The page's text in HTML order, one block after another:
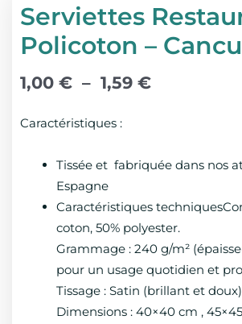
Serviettes
Policoton –
1,00 € – 1,59 €Plage
à
Caractéristiques :
Tissée et fabriquée dans nos
Espagne
Caractéristiques
coton, 50% polyester.
Grammage : 240 g/m²
pour un usage quotidien et
Tissage : Satin (brillant et
Dimensions : 40×40 cm ,